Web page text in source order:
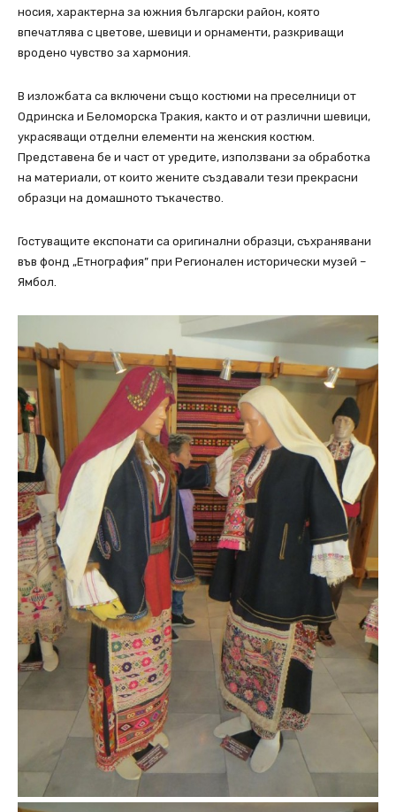
носия, характерна за южния български район, която
впечатлява с цветове, шевици и орнаменти, разкриващи
вродено чувство за хармония.
В изложбата са включени също костюми на преселници от
Одринска и Беломорска Тракия, както и от различни шевици,
украсяващи отделни елементи на женския костюм.
Представена бе и част от уредите, използвани за обработка
на материали, от които жените създавали тези прекрасни
образци на домашното тъкачество.
Гостуващите експонати са оригинални образци, съхранявани
във фонд „Етнография” при Регионален исторически музей –
Ямбол.